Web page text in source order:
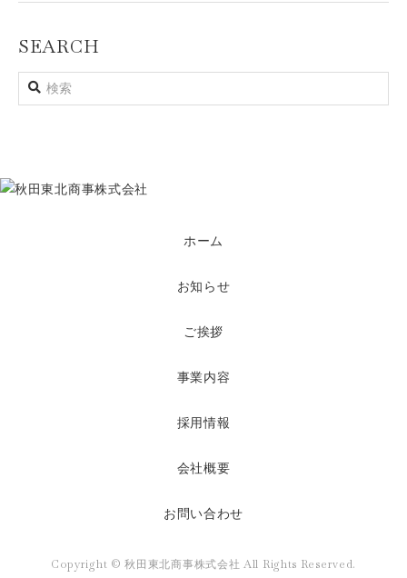
SEARCH
ホーム
お知らせ
ご挨拶
事業内容
採用情報
会社概要
お問い合わせ
Copyright © 秋田東北商事株式会社 All Rights Reserved.